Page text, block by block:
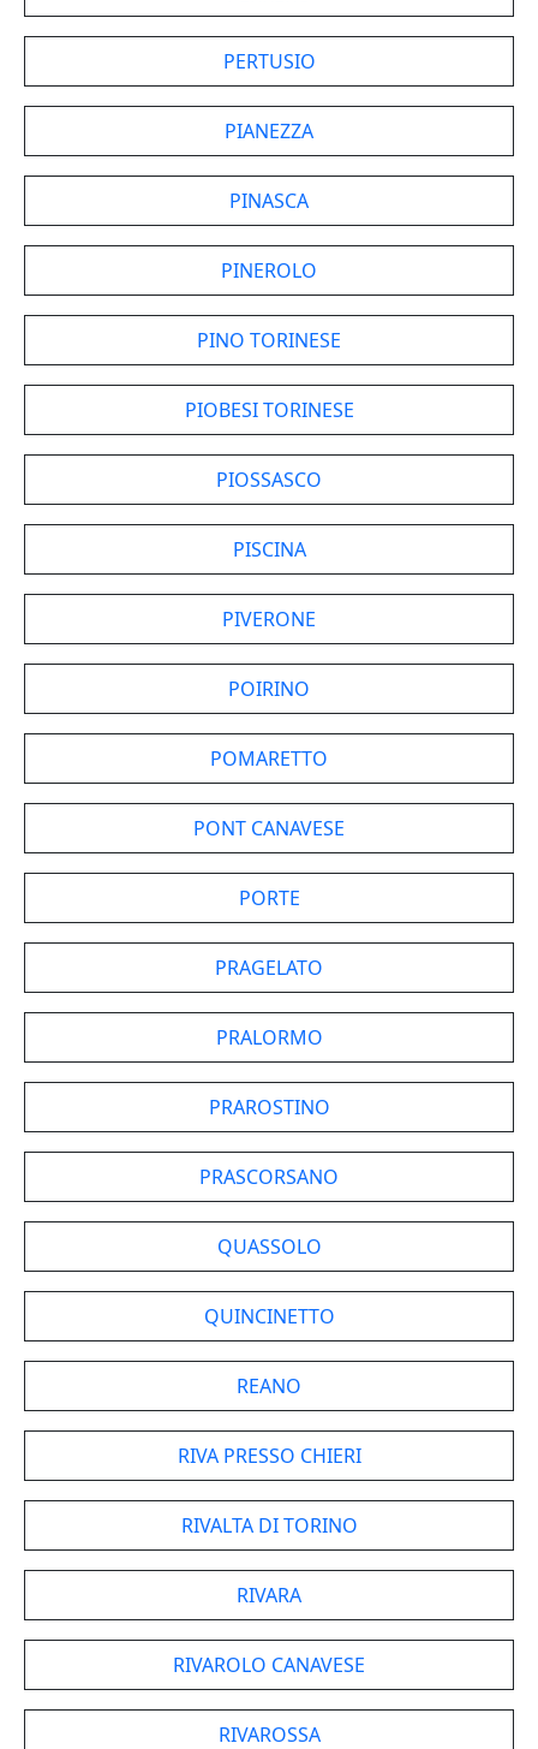
PERTUSIO
PIANEZZA
PINASCA
PINEROLO
PINO TORINESE
PIOBESI TORINESE
PIOSSASCO
PISCINA
PIVERONE
POIRINO
POMARETTO
PONT CANAVESE
PORTE
PRAGELATO
PRALORMO
PRAROSTINO
PRASCORSANO
QUASSOLO
QUINCINETTO
REANO
RIVA PRESSO CHIERI
RIVALTA DI TORINO
RIVARA
RIVAROLO CANAVESE
RIVAROSSA